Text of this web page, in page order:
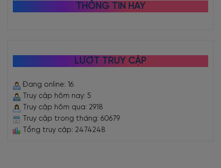
THÔNG TIN HAY
LƯỢT TRUY CẬP
Đang online: 16
Truy cập hôm nay: 5
Truy cập hôm qua: 2918
Truy cập trong tháng: 60679
Tổng truy cập: 2474248